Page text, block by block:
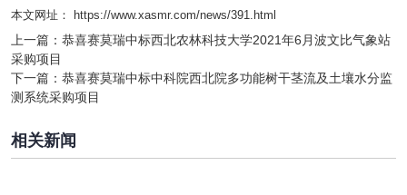
本文网址： https://www.xasmr.com/news/391.html
上一篇： 恭喜赛莫瑞中标西北农林科技大学2021年6月波文比气象站
采购项目
下一篇： 恭喜赛莫瑞中标中科院西北院多功能树干茎流及土壤水分监
测系统采购项目
相关新闻